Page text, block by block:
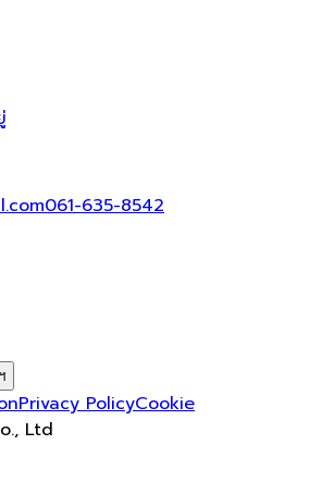
061-635-8542
Privacy PolicyCookie
Ltd